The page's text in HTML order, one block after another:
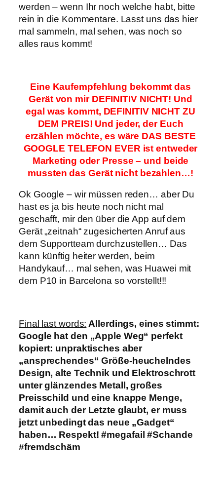
werden – wenn Ihr noch welche habt, bitte
rein in die Kommentare. Lasst uns das hier
mal sammeln, mal sehen, was noch so
alles raus kommt!
Eine Kaufempfehlung bekommt das
Gerät von mir DEFINITIV NICHT! Und
egal was kommt, DEFINITIV NICHT ZU
DEM PREIS! Und jeder, der Euch
erzählen möchte, es wäre DAS BESTE
GOOGLE TELEFON EVER ist entweder
Marketing oder Presse – und beide
mussten das Gerät nicht bezahlen…!
Ok Google – wir müssen reden… aber Du
hast es ja bis heute noch nicht mal
geschafft, mir den über die App auf dem
Gerät „zeitnah“ zugesicherten Anruf aus
dem Supportteam durchzustellen… Das
kann künftig heiter werden, beim
Handykauf… mal sehen, was Huawei mit
dem P10 in Barcelona so vorstellt!!!
Final last words: Allerdings, eines stimmt:
Google hat den „Apple Weg“ perfekt
kopiert: unpraktisches aber
„ansprechendes“ Größe-heuchelndes
Design, alte Technik und Elektroschrott
unter glänzendes Metall, großes
Preisschild und eine knappe Menge,
damit auch der Letzte glaubt, er muss
jetzt unbedingt das neue „Gadget“
haben… Respekt! #megafail #Schande
#fremdschäm